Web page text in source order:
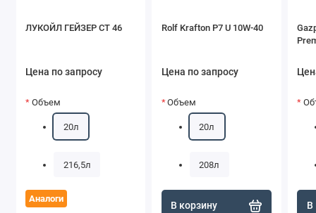
ЛУКОЙЛ ГЕЙЗЕР СТ 46
Цена по запросу
Аналоги
Объем
20л
216,5л
Rolf Krafton P7 U 10W-40
Цена по запросу
Объем
20л
208л
В корзину В